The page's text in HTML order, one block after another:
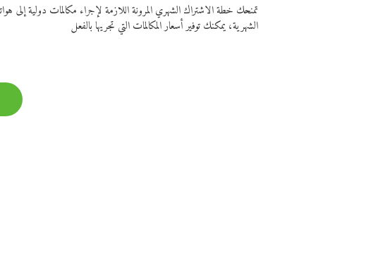
تمنحك خطة الاشتراك الشهري المرونة اللازمة لإجراء مكالمات دولية
الشهرية، يمكنك توفير أسعار المكالمات التي تجريها بالفعل